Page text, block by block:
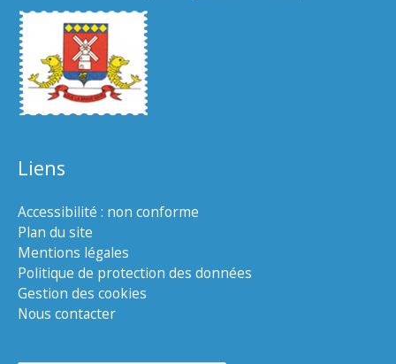
Liens
Accessibilité : non conforme
Plan du site
Mentions légales
Politique de protection des données
Gestion des cookies
Nous contacter